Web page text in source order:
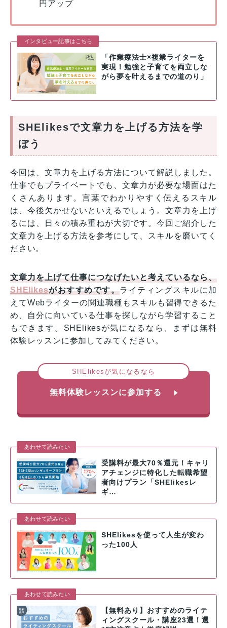
円アップ
インタビュー記事はこちら
「作業療法士×複業ライターを
実現！勉強と子育てを両立しな
がら夢を叶えるまでの道のり」
SHElikesで文章力を上げる方法を学
ぼう
今回は、文章力を上げる方法について解説しました。
仕事でもプライベートでも、文章力が必要な場面はた
くさんあります。言葉でわかりやすく伝えるスキル
は、今後欠かせないといえるでしょう。文章力を上げ
るには、日々の積み重ねが大切です。今回ご紹介した
文章力を上げる方法を参考にして、スキルを磨いてく
ださい。
文章力を上げて仕事につなげたいと考えているなら、
SHElikesがおすすめです。ライティングスキルに加
えてWebライターの関連職種もスキルも習得できるた
め、自分に向いている仕事を探しながら学習すること
もできます。SHElikesが気になるなら、まずは無料
体験レッスンに参加してみてください。
SHElikesが気になるなら
無料体験レッスンに参加する
あわせて読みたい
受講料が最大70％還元！キャリ
アチェンジに特化した転職希望
者向けプラン「SHElikesレ
ギ…
あわせて読みたい
SHElikesを使って人生が変わ
った100人
あわせて読みたい
【無料あり】おすすめのライテ
ィングスクール・講座23選！選